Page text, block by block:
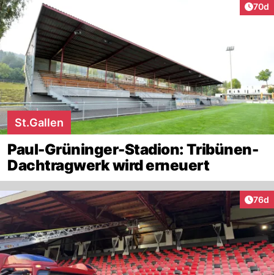
70d
St.Gallen
Paul-Grüninger-Stadion: Tribünen-
Dachtragwerk wird erneuert
76d